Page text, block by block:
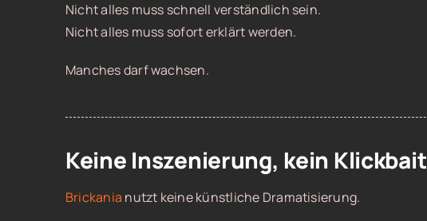
Nicht alles muss schnell verständlich sein.
Nicht alles muss sofort erklärt werden.
Manches darf wachsen.
Keine Inszenierung, kein Klickbait
Brickania nutzt keine künstliche Dramatisierung.